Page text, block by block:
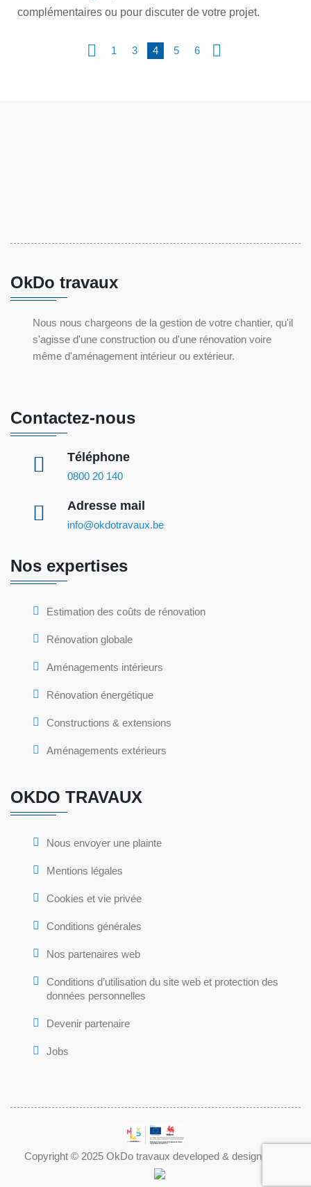
complémentaires ou pour discuter de votre projet.
1 3 4 5
6
OkDo travaux
Nous nous chargeons de la gestion de votre chantier, qu'il
s'agisse d'une construction ou d'une rénovation voire
même d'aménagement intérieur ou extérieur.
Contactez-nous
Téléphone
0800 20 140
Adresse mail
info@okdotravaux.be
Nos expertises
Estimation des coûts de rénovation
Rénovation globale
Aménagements intérieurs
Rénovation énergétique
Constructions & extensions
Aménagements extérieurs
OKDO TRAVAUX
Nous envoyer une plainte
Mentions légales
Cookies et vie privée
Conditions générales
Nos partenaires web
Conditions d’utilisation du site web et protection des
données personnelles
Devenir partenaire
Jobs
Copyright © 2025 OkDo travaux developed & designed by